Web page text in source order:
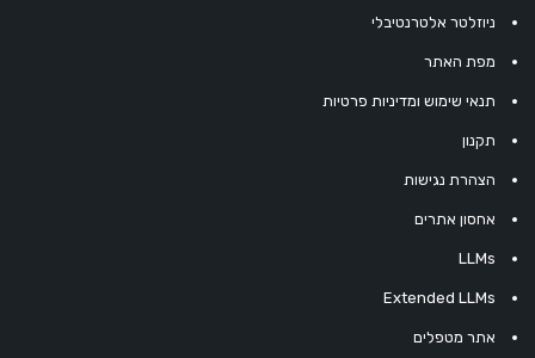
ניוזלטר אלטרנטיבלי
מפת האתר
תנאי שימוש ומדיניות פרטיות
תקנון
הצהרת נגישות
אחסון אתרים
LLMs
Extended LLMs
אתר מטפלים